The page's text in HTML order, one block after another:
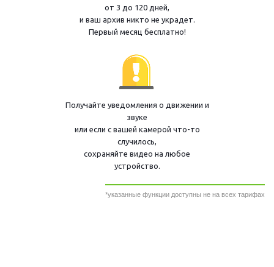
от 3 до 120 дней,
и ваш архив никто не украдет.
Первый месяц бесплатно!
Получайте уведомления о движении и
звуке
или если с вашей камерой что-то
случилось,
сохраняйте видео на любое
устройство.
*указанные функции доступны не на всех тарифах